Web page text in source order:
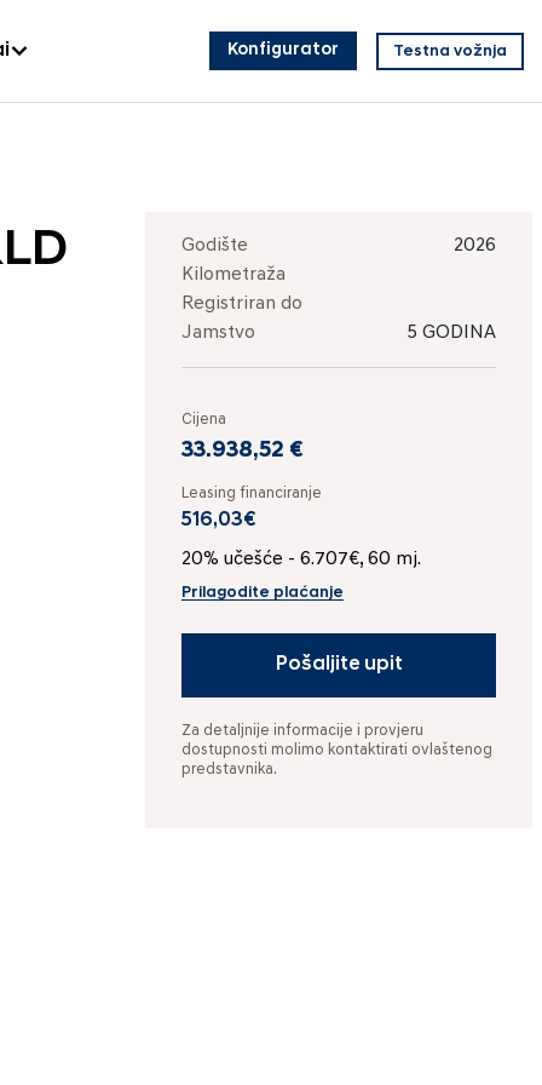
Konfigurator Testna vožnja
Godište
2026
Kilometraža
Registriran do
Jamstvo
5 GODINA
Cijena
33.938,52 €
Leasing financiranje
516,03€
20% učešće - 6.707€, 60 mj.
Prilagodite plaćanje
Pošaljite upit
Za detaljnije informacije i provjeru
dostupnosti molimo kontaktirati ovlaštenog
predstavnika.